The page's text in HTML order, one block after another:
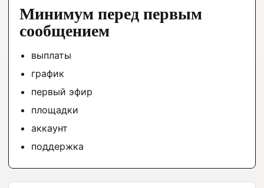
Минимум перед первым
сообщением
выплаты
график
первый эфир
площадки
аккаунт
поддержка